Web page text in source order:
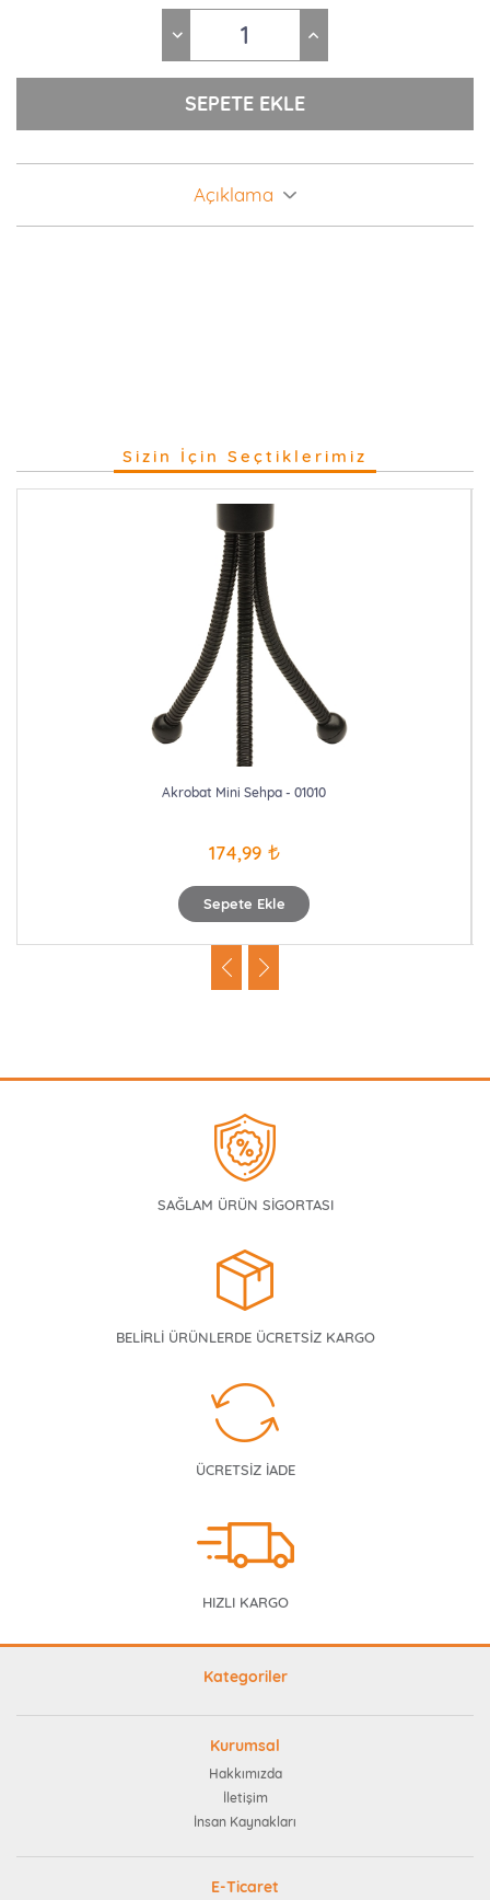
Açıklama
Sizin İçin Seçtiklerimiz
Sepete Ekle
Akrobat Mini Sehpa - 01010
174,99
SAĞLAM ÜRÜN SİGORTASI
BELİRLİ ÜRÜNLERDE ÜCRETSİZ KARGO
ÜCRETSİZ İADE
HIZLI KARGO
Kategoriler
Kurumsal
Hakkımızda
İletişim
İnsan Kaynakları
E-Ticaret